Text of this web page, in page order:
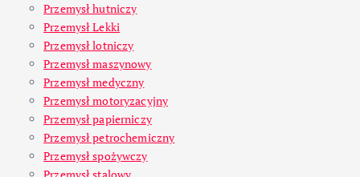
Przemysł hutniczy
Przemysł Lekki
Przemysł lotniczy
Przemysł maszynowy
Przemysł medyczny
Przemysł motoryzacyjny
Przemysł papierniczy
Przemysł petrochemiczny
Przemysł spożywczy